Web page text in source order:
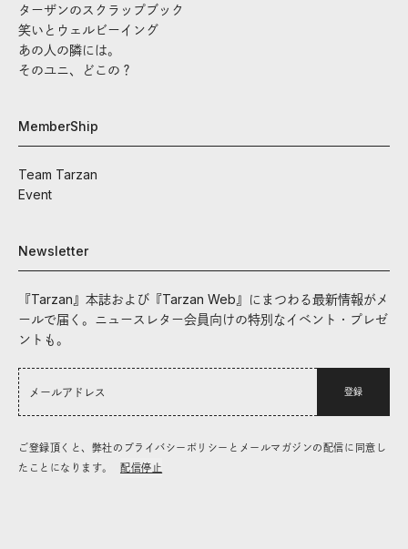
ターザンのスクラップブック
笑いとウェルビーイング
あの人の隣には。
そのユニ、どこの？
MemberShip
Team Tarzan
Event
Newsletter
『Tarzan』本誌および『Tarzan Web』にまつわる最新情報がメ
ールで届く。ニュースレター会員向けの特別なイベント・プレゼ
ントも。
登録
ご登録頂くと、弊社のプライバシーポリシーとメールマガジンの配信に同意し
たことになります。
配信停止